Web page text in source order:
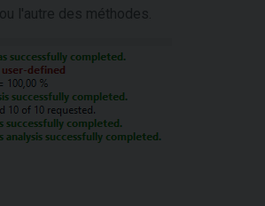
l'autre des méthodes.